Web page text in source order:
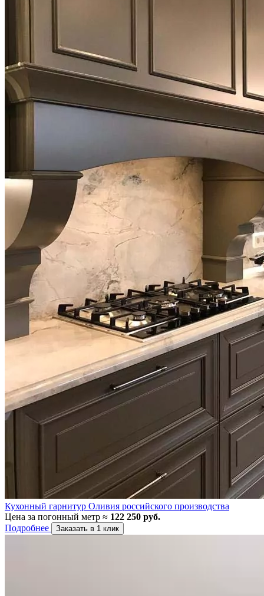
Кухонный гарнитур Оливия российского производства
Цена за погонный метр ≈ 122 250 руб.
Подробнее
Заказать в 1 клик